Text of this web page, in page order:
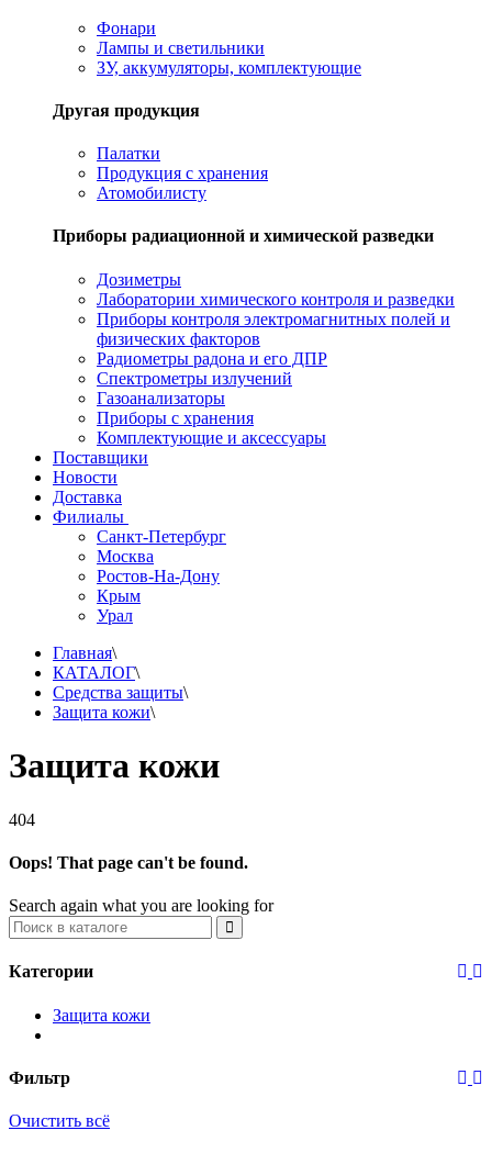
Фонари
Лампы и светильники
ЗУ, аккумуляторы, комплектующие
Другая продукция
Палатки
Продукция с хранения
Атомобилисту
Приборы радиационной и химической разведки
Дозиметры
Лаборатории химического контроля и разведки
Приборы контроля электромагнитных полей и
физических факторов
Радиометры радона и его ДПР
Спектрометры излучений
Газоанализаторы
Приборы с хранения
Комплектующие и аксессуары
Поставщики
Новости
Доставка
Филиалы
Санкт-Петербург
Москва
Ростов-На-Дону
Крым
Урал
Главная\
КАТАЛОГ\
Средства защиты\
Защита кожи\
Защита кожи
404
Oops! That page can't be found.
Search again what you are looking for
Категории
Защита кожи
Фильтр
Очистить всё